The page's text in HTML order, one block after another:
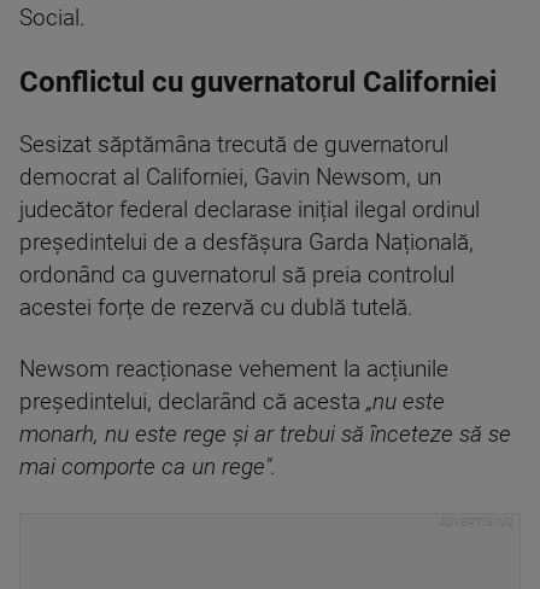
Social.
Conflictul cu guvernatorul Californiei
Sesizat săptămâna trecută de guvernatorul
democrat al Californiei, Gavin Newsom, un
judecător federal declarase inițial ilegal ordinul
președintelui de a desfășura Garda Națională,
ordonând ca guvernatorul să preia controlul
acestei forțe de rezervă cu dublă tutelă.
Newsom reacționase vehement la acțiunile
președintelui, declarând că acesta „nu este
monarh, nu este rege și ar trebui să înceteze să se
mai comporte ca un rege".